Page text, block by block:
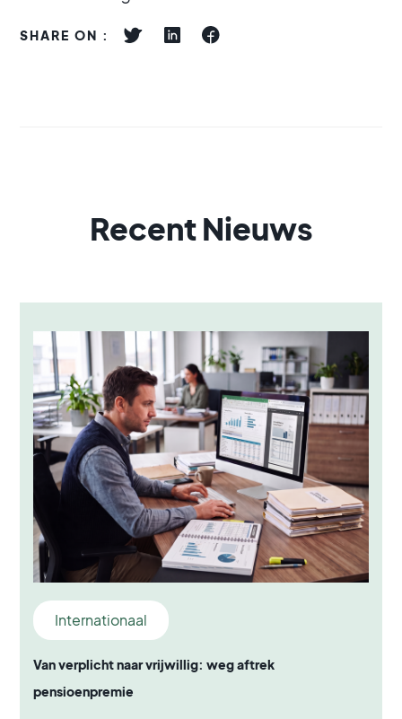
SHARE ON :
Recent Nieuws
Internationaal
Van verplicht naar vrijwillig: weg aftrek
pensioenpremie